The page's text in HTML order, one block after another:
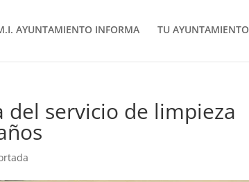
AYUNTAMIENTO INFORMA TU AYUNTAMIENTO
del servicio de limpieza